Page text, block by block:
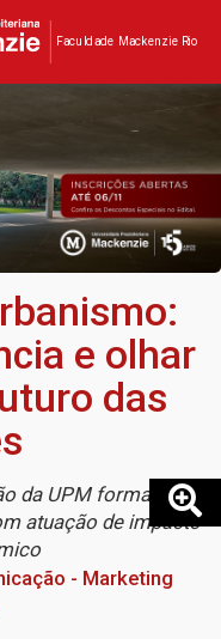
Faculdade Mackenzie Rio
e olhar
das
da UPM forma
atuação de impacto
- Marketing